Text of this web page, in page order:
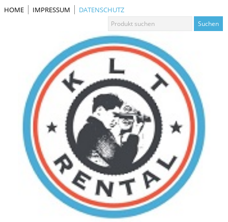
HOME IMPRESSUM DATENSCHUTZ